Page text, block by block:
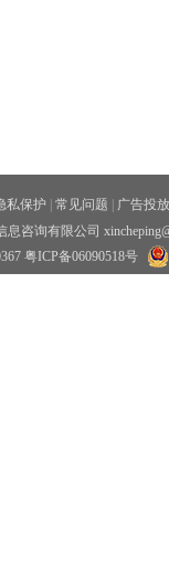
私保护 常见问题
广告投放
咨询有限公司
粤ICP备06090518号